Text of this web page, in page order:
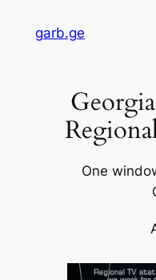
garb.ge
One